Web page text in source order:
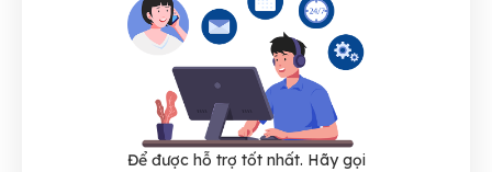
Để được hỗ trợ tốt nhất. Hãy gọi